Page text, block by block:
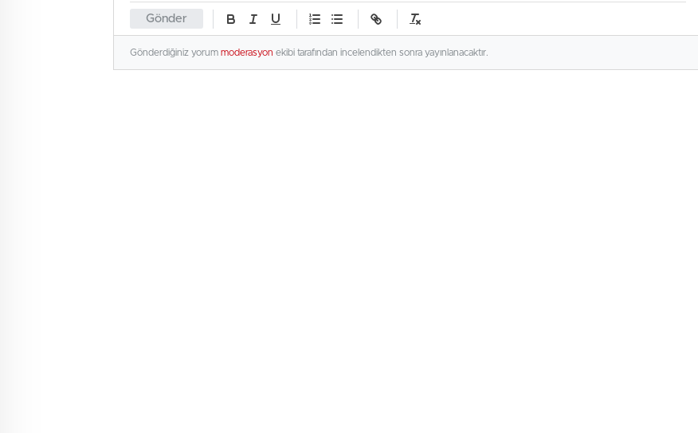
Gönder
Gönderdiğiniz yorum moderasyon ekibi tarafından incelendikten sonra yayınlanacaktır.